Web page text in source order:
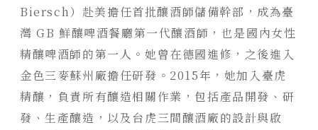
Biersch）赴美擔任首批釀酒師儲備幹部，成為臺
灣 GB 鮮釀啤酒餐廳第一代釀酒師，也是國內女性
精釀啤酒師的第一人。她曾在德國進修，之後進入
金色三麥蘇州廠擔任研發。2015年，她加入臺虎
精釀，負責所有釀造相關作業，包括產品開發、研
發、生產釀造，以及台虎三間釀酒廠的設計與啟